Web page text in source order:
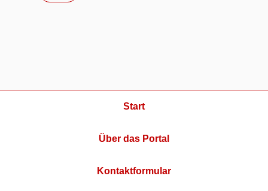
Start
Über das Portal
Kontaktformular